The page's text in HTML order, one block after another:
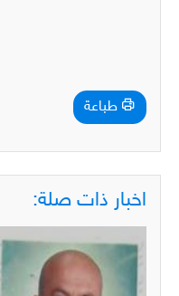
طباعة
اخبار ذات صلة: